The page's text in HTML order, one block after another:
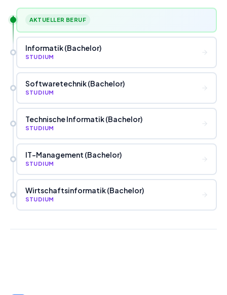
AKTUELLER BERUF
Informatik (Bachelor)
STUDIUM
Softwaretechnik (Bachelor)
STUDIUM
Technische Informatik (Bachelor)
STUDIUM
IT-Management (Bachelor)
STUDIUM
Wirtschaftsinformatik (Bachelor)
STUDIUM